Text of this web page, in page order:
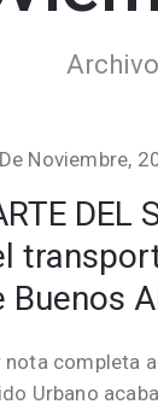
Noviembre,
DEL
Buenos
nota completa
Urbano